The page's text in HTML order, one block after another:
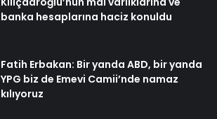
banka hesaplarına haciz konuldu
Fatih Erbakan: Bir yanda ABD, bir yanda
YPG biz de Emevi Camii’nde namaz
kılıyoruz